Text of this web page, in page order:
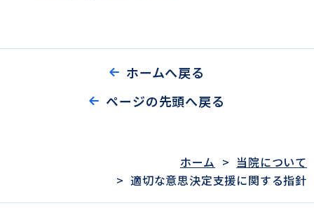
ホームへ戻る
ページの先頭へ戻る
ホーム > 当院について
> 適切な意思決定支援に関する指針